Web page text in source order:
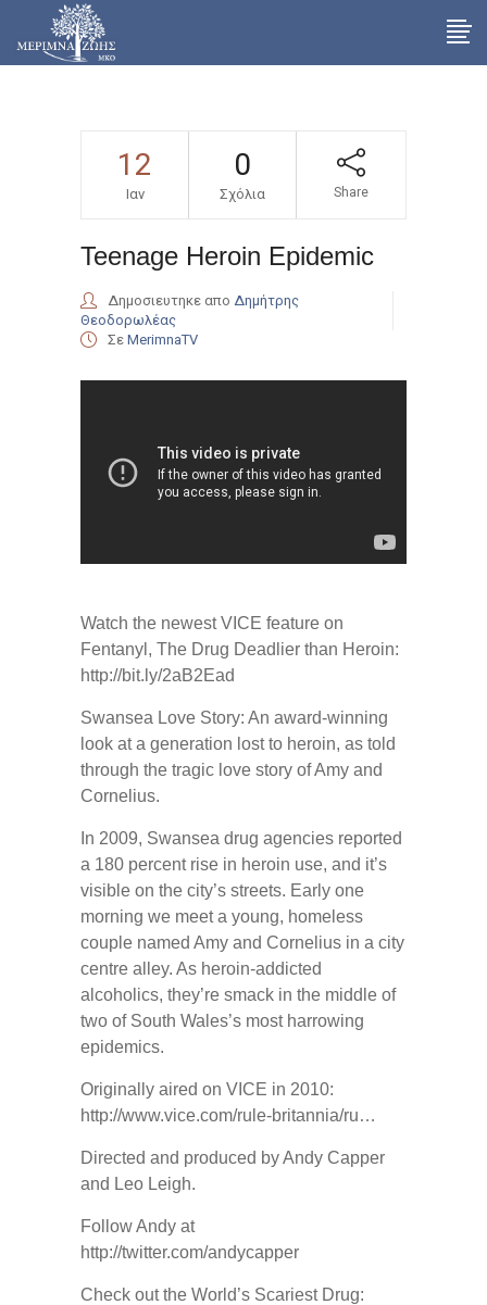
12
Ιαν
0
Σχόλια Share
Teenage Heroin Epidemic
Δημοσιευτηκε απο Δημήτρης
Θεοδορωλέας
Σε MerimnaTV
Watch the newest VICE feature on
Fentanyl, The Drug Deadlier than Heroin:
http://bit.ly/2aB2Ead
Swansea Love Story: An award-winning
look at a generation lost to heroin, as told
through the tragic love story of Amy and
Cornelius.
In 2009, Swansea drug agencies reported
a 180 percent rise in heroin use, and it’s
visible on the city’s streets. Early one
morning we meet a young, homeless
couple named Amy and Cornelius in a city
centre alley. As heroin-addicted
alcoholics, they’re smack in the middle of
two of South Wales’s most harrowing
epidemics.
Originally aired on VICE in 2010:
http://www.vice.com/rule-britannia/ru…
Directed and produced by Andy Capper
and Leo Leigh.
Follow Andy at
http://twitter.com/andycapper
Check out the World’s Scariest Drug: